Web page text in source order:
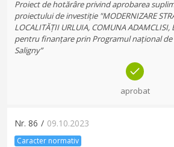
Proiect de hotărâre privind aprobarea
proiectului de investiție "MODERNIZARE
LOCALITĂȚII URLUIA, COMUNA
pentru finanțare prin Programul național de
Saligny”
aprobat
Nr. 86 / 09.10.2023
Caracter normativ